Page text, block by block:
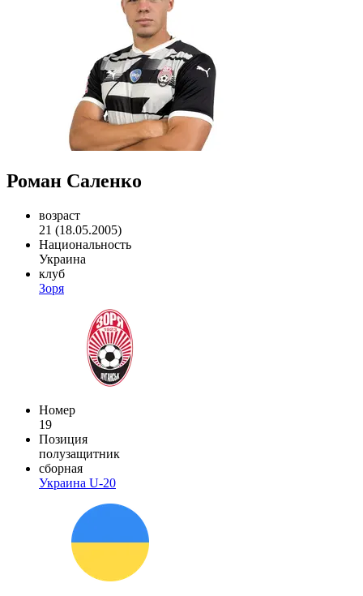
Роман Саленко
возраст
21 (18.05.2005)
Национальность
Украина
клуб
Зоря
Номер
19
Позиция
полузащитник
сборная
Украина U-20